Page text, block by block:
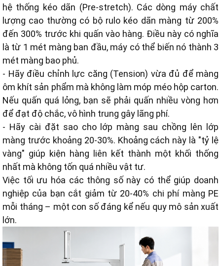
hệ thống kéo dãn (Pre-stretch). Các dòng máy chất
lượng cao thường có bộ rulo kéo dãn màng từ 200%
đến 300% trước khi quấn vào hàng. Điều này có nghĩa
là từ 1 mét màng ban đầu, máy có thể biến nó thành 3
mét màng bao phủ.
- Hãy điều chỉnh lực căng (Tension) vừa đủ để màng
ôm khít sản phẩm mà không làm móp méo hộp carton.
Nếu quấn quá lỏng, bạn sẽ phải quấn nhiều vòng hơn
để đạt độ chắc, vô hình trung gây lãng phí.
- Hãy cài đặt sao cho lớp màng sau chồng lên lớp
màng trước khoảng 20-30%. Khoảng cách này là "tỷ lệ
vàng" giúp kiện hàng liên kết thành một khối thống
nhất mà không tốn quá nhiều vật tư.
Việc tối ưu hóa các thông số này có thể giúp doanh
nghiệp của bạn cắt giảm từ 20-40% chi phí màng PE
mỗi tháng – một con số đáng kể nếu quy mô sản xuất
lớn.